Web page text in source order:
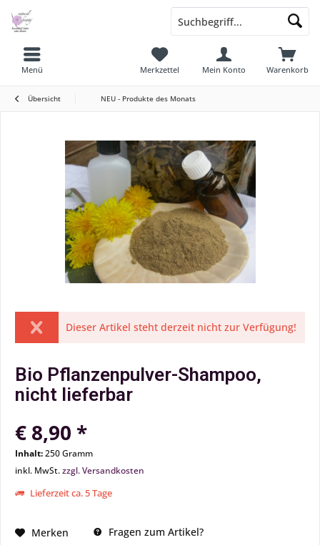
Menü Warenkorb
Merkzettel Mein Konto
Übersicht NEU - Produkte des Monats
Dieser Artikel steht derzeit nicht zur Verfügung!
Bio Pflanzenpulver-Shampoo,
nicht lieferbar
€ 8,90 *
Inhalt:250 Gramm
inkl. MwSt.zzgl. Versandkosten
Lieferzeit ca. 5 Tage
Merken Fragen zum Artikel?